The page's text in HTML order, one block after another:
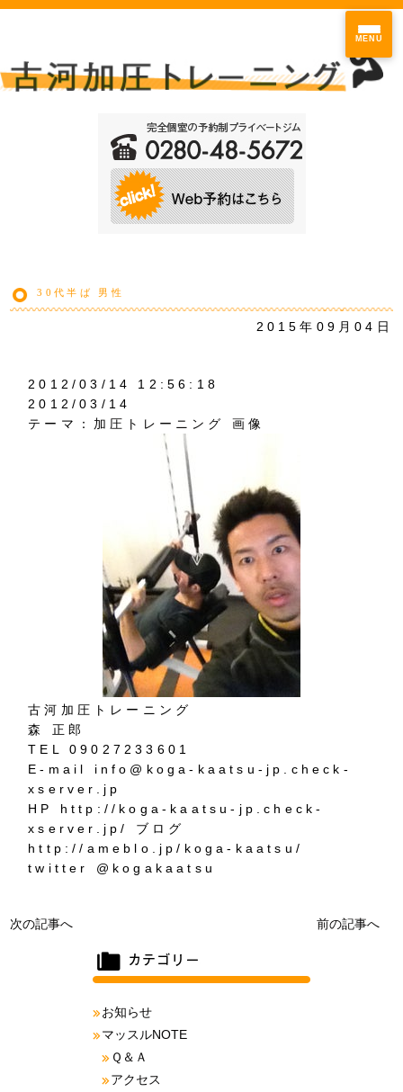
MENU
30代半ば 男性
2015年09月04日
2012/03/14 12:56:18
2012/03/14
テーマ： 加圧トレーニング 画像
古河加圧トレーニング
森 正郎
TEL 09027233601
E-mail info@koga-kaatsu-jp.check-
xserver.jp
HP http://koga-kaatsu-jp.check-
xserver.jp/ ブログ
http://ameblo.jp/koga-kaatsu/
twitter @kogakaatsu
次の記事へ 前の記事へ
お知らせ
マッスルNOTE
Ｑ＆Ａ
アクセス